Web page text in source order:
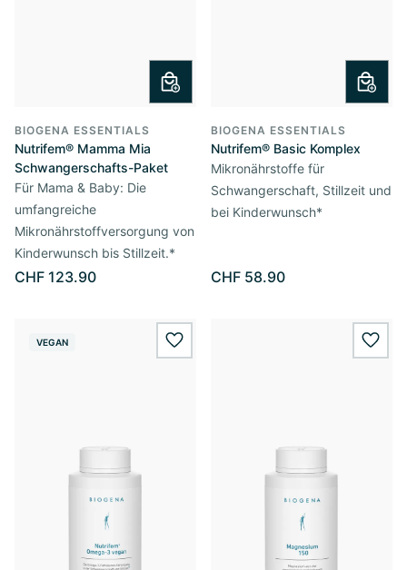
BIOGENA ESSENTIALS
Nutrifem® Mamma Mia
Schwangerschafts-Paket
Für Mama & Baby: Die
umfangreiche
Mikronährstoffversorgung von
Kinderwunsch bis Stillzeit.*
CHF 123.90
BIOGENA ESSENTIALS
Nutrifem® Basic Komplex
Mikronährstoffe für
Schwangerschaft, Stillzeit und
bei Kinderwunsch*
CHF 58.90
VEGAN wishlist.add